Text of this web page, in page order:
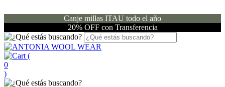
Canje millas ITAU todo el año
20% OFF con Transferencia
(
0
)